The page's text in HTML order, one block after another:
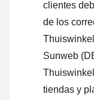
clientes
de los
Sunweb
tiendas y